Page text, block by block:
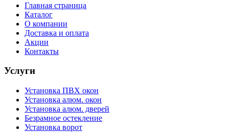
Главная страница
Каталог
О компании
Доставка и оплата
Акции
Контакты
Услуги
Установка ПВХ окон
Установка алюм. окон
Установка алюм. дверей
Безрамное остекление
Установка ворот